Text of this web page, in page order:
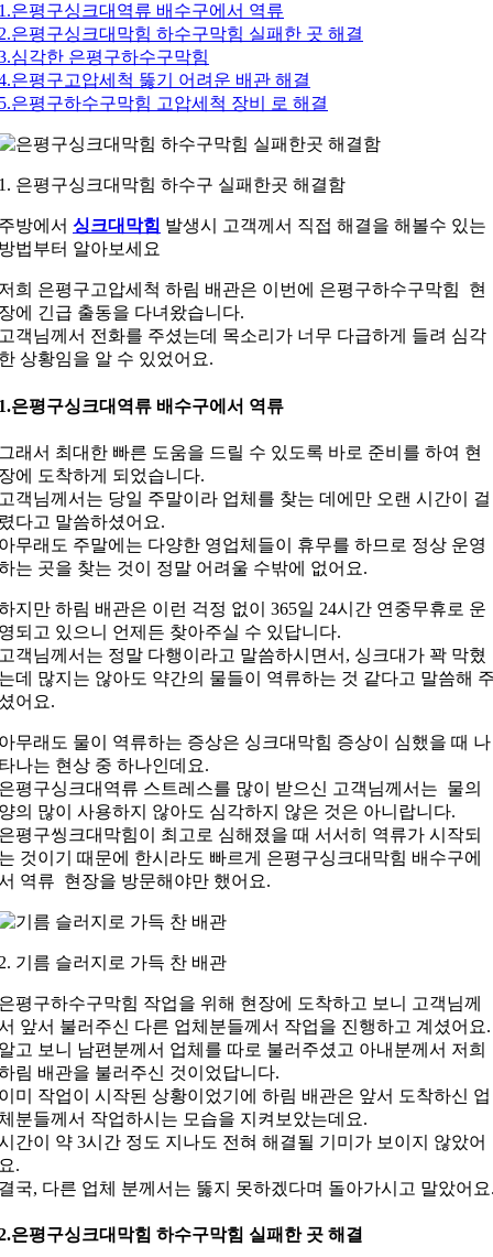
은평구싱크대역류 배수구에서 역류
은평구싱크대막힘 하수구막힘 실패한 곳 해결
심각한 은평구하수구막힘
은평구고압세척 뚫기 어려운 배관 해결
은평구하수구막힘 고압세척 장비 로 해결
은평구싱크대막힘 하수구 실패한곳 해결함
방에서 싱크대막힘 발생시 고객께서 직접 해결을 해볼수 있는
법부터 알아보세요
희 은평구고압세척 하림 배관은 이번에 은평구하수구막힘 현
에 긴급 출동을 다녀왔습니다.
객님께서 전화를 주셨는데 목소리가 너무 다급하게 들려 심각
상황임을 알 수 있었어요.
은평구싱크대역류 배수구에서 역류
래서 최대한 빠른 도움을 드릴 수 있도록 바로 준비를 하여 현
에 도착하게 되었습니다.
객님께서는 당일 주말이라 업체를 찾는 데에만 오랜 시간이 걸
다고 말씀하셨어요.
무래도 주말에는 다양한 영업체들이 휴무를 하므로 정상 운영
는 곳을 찾는 것이 정말 어려울 수밖에 없어요.
지만 하림 배관은 이런 걱정 없이 365일 24시간 연중무휴로 운
되고 있으니 언제든 찾아주실 수 있답니다.
객님께서는 정말 다행이라고 말씀하시면서, 싱크대가 꽉 막혔
데 많지는 않아도 약간의 물들이 역류하는 것 같다고 말씀해
어요.
무래도 물이 역류하는 증상은 싱크대막힘 증상이 심했을 때 나
나는 현상 중 하나인데요.
평구싱크대역류 스트레스를 많이 받으신 고객님께서는 물의
의 많이 사용하지 않아도 심각하지 않은 것은 아니랍니다.
평구씽크대막힘이 최고로 심해졌을 때 서서히 역류가 시작되
것이기 때문에 한시라도 빠르게 은평구싱크대막힘 배수구에
역류 현장을 방문해야만 했어요.
기름 슬러지로 가득 찬 배관
평구하수구막힘 작업을 위해 현장에 도착하고 보니 고객님께
앞서 불러주신 다른 업체분들께서 작업을 진행하고 계셨어요.
고 보니 남편분께서 업체를 따로 불러주셨고 아내분께서 저희
림 배관을 불러주신 것이었답니다.
미 작업이 시작된 상황이었기에 하림 배관은 앞서 도착하신 업
분들께서 작업하시는 모습을 지켜보았는데요.
간이 약 3시간 정도 지나도 전혀 해결될 기미가 보이지 않았어
.
국, 다른 업체 분께서는 뚫지 못하겠다며 돌아가시고 말았어
은평구싱크대막힘 하수구막힘 실패한 곳 해결